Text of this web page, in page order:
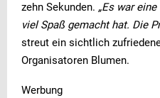
zehn Sekunden. „Es war
viel Spaß gemacht hat. Die
streut ein sichtlich
Organisatoren Blumen.
Werbung